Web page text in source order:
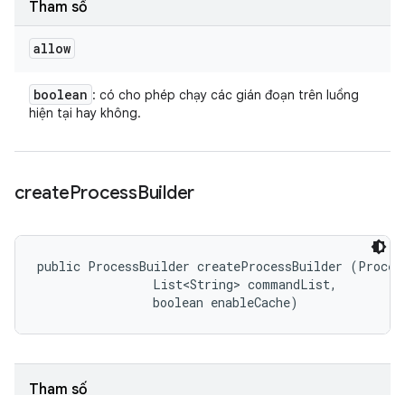
Tham số
allow
boolean : có cho phép chạy các gián đoạn trên luồng
hiện tại hay không.
createProcessBuilder
public ProcessBuilder createProcessBuilder
                List<String> commandList,
                boolean enableCache)
Tham số